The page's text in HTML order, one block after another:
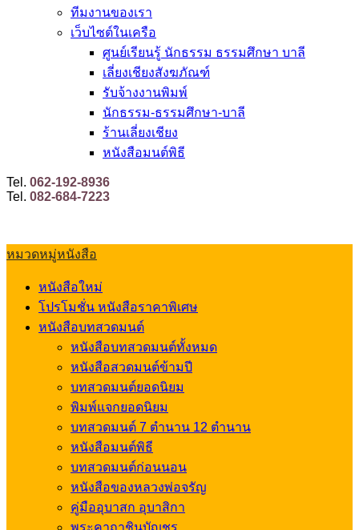
ทีมงานของเรา
เว็บไซต์ในเครือ
ศูนย์เรียนรู้ นักธรรม ธรรมศึกษา บาลี
เลี่ยงเชียงสังฆภัณฑ์
รับจ้างงานพิมพ์
นักธรรม-ธรรมศึกษา-บาลี
ร้านเลี่ยงเชียง
หนังสือมนต์พิธี
Tel. 062-192-8936
Tel. 082-684-7223
หมวดหมู่หนังสือ
หนังสือใหม่
โปรโมชั่น หนังสือราคาพิเศษ
หนังสือบทสวดมนต์
หนังสือบทสวดมนต์ทั้งหมด
หนังสือสวดมนต์ข้ามปี
บทสวดมนต์ยอดนิยม
พิมพ์แจกยอดนิยม
บทสวดมนต์ 7 ตำนาน 12 ตำนาน
หนังสือมนต์พิธี
บทสวดมนต์ก่อนนอน
หนังสือของหลวงพ่อจรัญ
คู่มืออุบาสก อุบาสิกา
พระคาถาชินบัญชร